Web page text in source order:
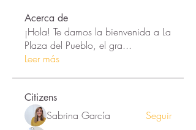
Acerca de
¡Hola! Te damos la bienvenida a La
Plaza del Pueblo, el gra...
Leer más
Citizens
Sabrina García
Seguir